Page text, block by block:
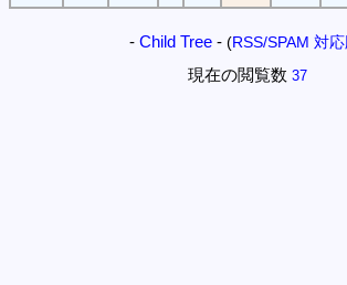
- Child Tree - (RSS/SPAM 対応
現在の閲覧数 37